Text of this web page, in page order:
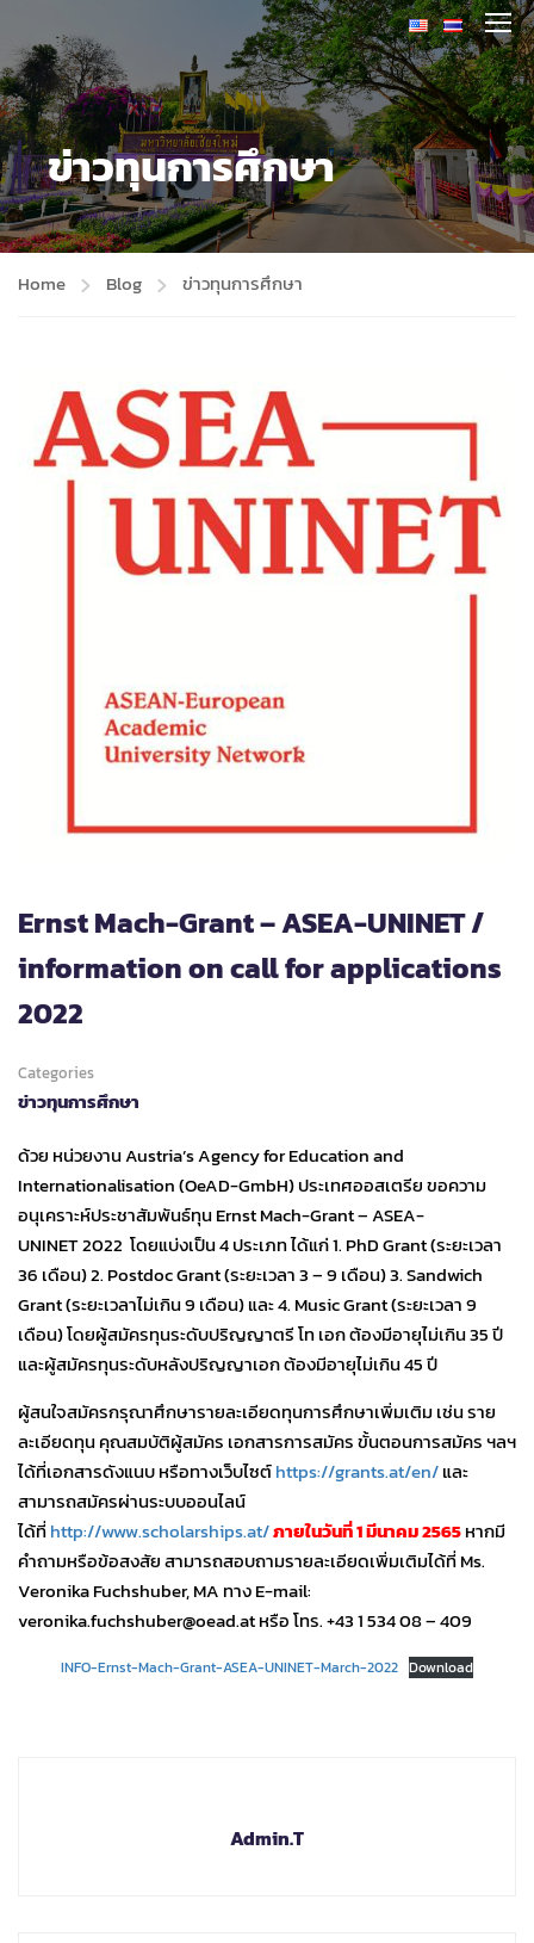
ข่าวทุนการศึกษา
Home Blog ข่าวทุนการศึกษา
Ernst Mach-Grant – ASEA-UNINET /
information on call for applications
2022
Categories
ข่าวทุนการศึกษา
ด้วย หน่วยงาน Austria’s Agency for Education and
Internationalisation (OeAD-GmbH) ประเทศออสเตรีย ขอความ
อนุเคราะห์ประชาสัมพันธ์ทุน Ernst Mach-Grant – ASEA-
UNINET 2022 โดยแบ่งเป็น 4 ประเภท ได้แก่ 1. PhD Grant (ระยะเวลา
36 เดือน) 2. Postdoc Grant (ระยะเวลา 3 – 9 เดือน) 3. Sandwich
Grant (ระยะเวลาไม่เกิน 9 เดือน) และ 4. Music Grant (ระยะเวลา 9
เดือน) โดยผู้สมัครทุนระดับปริญญาตรี โท เอก ต้องมีอายุไม่เกิน 35 ปี
และผู้สมัครทุนระดับหลังปริญญาเอก ต้องมีอายุไม่เกิน 45 ปี
ผู้สนใจสมัครกรุณาศึกษารายละเอียดทุนการศึกษาเพิ่มเติม เช่น ราย
ละเอียดทุน คุณสมบัติผู้สมัคร เอกสารการสมัคร ขั้นตอนการสมัคร ฯลฯ
ได้ที่เอกสารดังแนบ หรือทางเว็บไซต์https://grants.at/en/และ
สามารถสมัครผ่านระบบออนไลน์
ได้ที่http://www.scholarships.at/ภายในวันที่ 1 มีนาคม 2565หากมี
คำถามหรือข้อสงสัย สามารถสอบถามรายละเอียดเพิ่มเติมได้ที่ Ms.
Veronika Fuchshuber, MA ทาง E-mail:
veronika.fuchshuber@oead.at หรือ โทร. +43 1 534 08 – 409
INFO-Ernst-Mach-Grant-ASEA-UNINET-March-2022 Download
Admin.T